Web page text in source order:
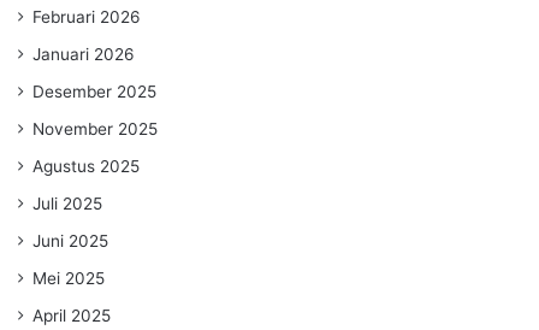
Februari 2026
Januari 2026
Desember 2025
November 2025
Agustus 2025
Juli 2025
Juni 2025
Mei 2025
April 2025